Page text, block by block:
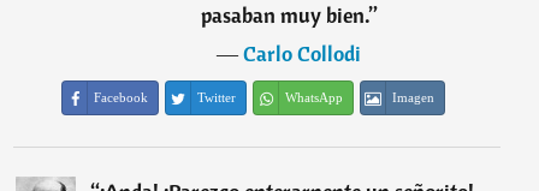
pasaban muy bien.”
―Carlo Collodi
Facebook Twitter WhatsApp Imagen